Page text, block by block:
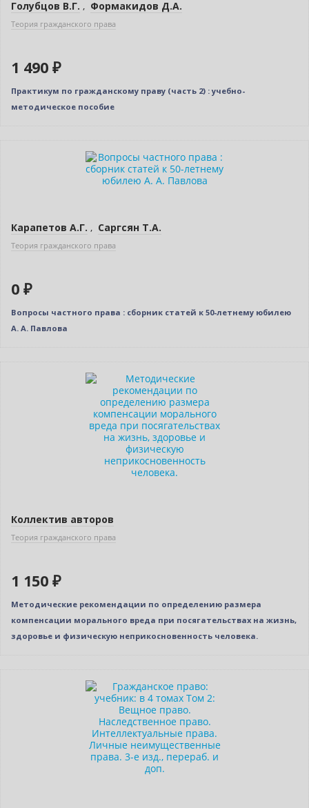
Голубцов В.Г. , Формакидов Д.А.
Теория гражданского права
1 490 ₽
Практикум по гражданскому праву (часть 2) : учебно-
методическое пособие
Карапетов А.Г. , Саргсян Т.А.
Теория гражданского права
0 ₽
Вопросы частного права : сборник статей к 50-летнему юбилею
А. А. Павлова
Коллектив авторов
Теория гражданского права
1 150 ₽
Методические рекомендации по определению размера
компенсации морального вреда при посягательствах на жизнь,
здоровье и физическую неприкосновенность человека.